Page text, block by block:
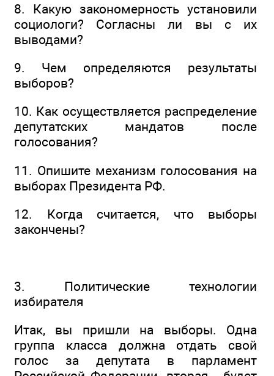
8. Какую закономерность установили
социологи? Согласны ли вы с их
выводами?
9. Чем определяются результаты
выборов?
10. Как осуществляется распределение
депутатских мандатов после
голосования?
11. Опишите механизм голосования на
выборах Президента РФ.
12. Когда считается, что выборы
закончены?
3. Политические технологии
избирателя
Итак, вы пришли на выборы. Одна
группа класса должна отдать свой
голос за депутата в парламент